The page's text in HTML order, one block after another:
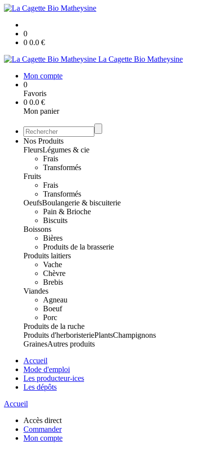
0
0 0.0 €
La Cagette Bio Matheysine
Mon compte
0
Favoris
0 0.0 €
Mon panier
Nos Produits
FleursLégumes & cie
Frais
Transformés
Fruits
Frais
Transformés
OeufsBoulangerie & biscuiterie
Pain & Brioche
Biscuits
Boissons
Bières
Produits de la brasserie
Produits laitiers
Vache
Chèvre
Brebis
Viandes
Agneau
Boeuf
Porc
Produits de la ruche
Produits d'herboristeriePlantsChampignons
GrainesAutres produits
Accueil
Mode d'emploi
Les producteur-ices
Les dépôts
Accueil
Accès direct
Commander
Mon compte